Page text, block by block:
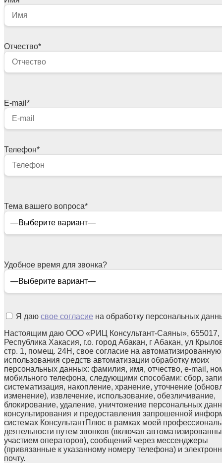
Отчество*
E-mail *
Телефон*
Тема вашего вопроса*
Удобное время для звонка?
Я даю свое согласие на обработку персональных
Настоящим даю ООО «РИЦ Консультант-Саяны», 655017,
Республика Хакасия, г.о. город Абакан, г Абакан, ул
стр. 1, помещ. 24Н, свое согласие на автоматизированную
использования средств автоматизации обработку моих
персональных данных: фамилия, имя, отчество, e-mail,
мобильного телефона, следующими способами: сбор,
систематизация, накопление, хранение, уточнение
изменение), извлечение, использование, обезличивание,
блокирование, удаление, уничтожение персональных
консультирования и предоставления запрошенной
системах КонсультантПлюс в рамках моей
деятельности путем звонков (включая
участием операторов), сообщений через мессенджеры
(привязанные к указанному номеру телефона) и
почту.